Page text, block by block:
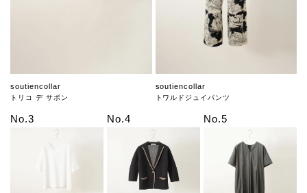
soutiencollar
トリコ デ サボン
soutiencollar
トワルドジュイパンツ
No.3 No.4 No.5